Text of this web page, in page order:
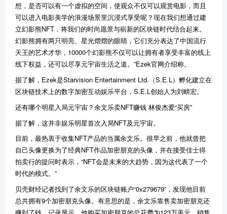
想，是否可以有一个虚拟的空间，使观众不仅可以观赏电影，而且
可以进入电影美学的浪漫场景里沉浸式享受呢？现在我们想通过建
立幻影熊NFT，将我们的时尚愿景与崭新的区块链时代结合起来。
幻影熊拥有两只明亮、星光熠熠的眼睛，它们充分表达了中国流行
天王的艺术才华，10000个幻影熊不仅可以让拥有者享受丰富的线上
线下权益，还可以尽享元宇宙生活之道。”Ezek官网介绍称。
据了解，Ezek是Starvision Entertainment Ltd.（S.E.L）孵化建立在
区块链技术上的数字加密互动娱乐平台，S.E.L创始人为刘畊宏。
还有哪个明星入局元宇宙？余文乐卖NFT赚钱 林俊杰爱“买房”
据了解，这并非娱乐明星首次入局NFT及元宇宙。
目前，最热衷于收集NFT产品的当属余文乐。很早之前，他就曾把
自己头像更换为了经典NFT作品加密朋克的头像，并在接受佳士得
拍卖行的提问时表示，“NFT会是未来的大趋势，因为这代表了一个
时代的模式。”
贝壳财经记者找到了余文乐的区块链账户“0x279679”，发现他目前
总共拥有9个加密朋克头像。有意思的是，余文乐靠售卖加密朋克还